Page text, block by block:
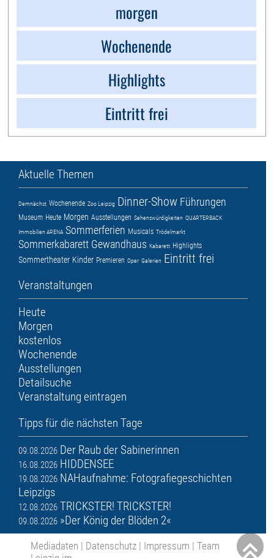
morgen
Wochenende
Highlights
Eintritt frei
Aktuelle Themen
Demnächst Wochenende Zoo Leipzig Dinner-Show Führungen
Museum Heute Morgen Ausstellungen Sehenswürdigkeiten QUARTERBACK
Immobilien ARENA Sommerferien Musicals Trödelmarkt
Sommerkabarett Gewandhaus Kabarett Highlights
Sommertheater Kinder Premieren Oper Galerien Eintritt frei
Veranstaltungen
Heute
Morgen
kostenlos
Wochenende
Ausstellungen
Detailsuche
Veranstaltung eintragen
Tipps für die nächsten Tage
09.08.2026 Der Raub der Sabinerinnen
16.08.2026 HIDDENSEE
19.08.2026 NAHaufnahme: Fotografiegeschichten
Leipzigs
12.08.2026 TRICKSTER! TRICKSTER!
09.08.2026 »Der König der Blöden 2«
Mediadaten | Datenschutz | Impressum | Team